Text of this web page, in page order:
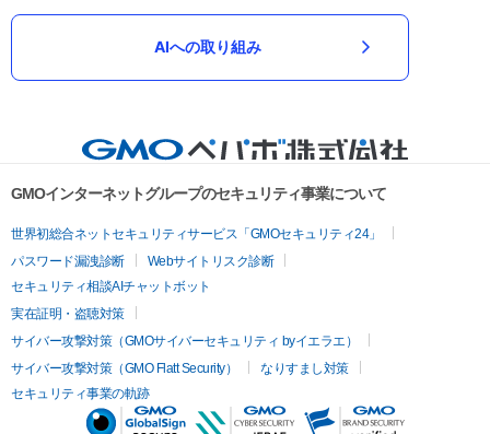
AIへの取り組み
GMOインターネットグループのセキュリティ事業について
世界初総合ネットセキュリティサービス「GMOセキュリティ24」
パスワード漏洩診断
Webサイトリスク診断
セキュリティ相談AIチャットボット
実在証明・盗聴対策
サイバー攻撃対策（GMOサイバーセキュリティ byイエラエ）
サイバー攻撃対策（GMO Flatt Security）
なりすまし対策
セキュリティ事業の軌跡